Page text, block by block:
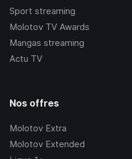
Sport streaming
Molotov TV Awards
Mangas streaming
Actu TV
Nos offres
Molotov Extra
Molotov Extended